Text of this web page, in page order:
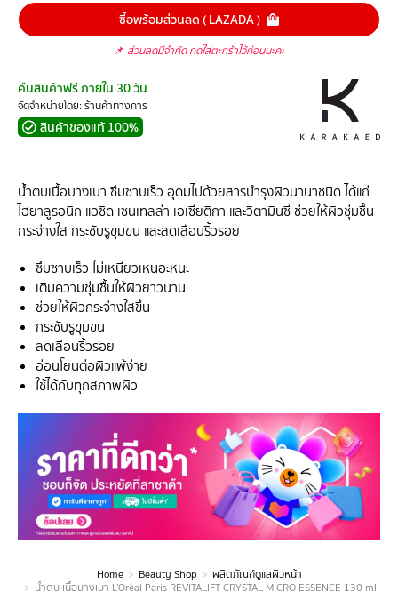
ซื้อพร้อมส่วนลด ( LAZADA )
📌 ส่วนลดมีจำกัด กดใส่ตะกร้าไว้ก่อนนะคะ
คืนสินค้าฟรี ภายใน 30 วัน
จัดจำหน่ายโดย: ร้านค้าทางการ
สินค้าของแท้ 100%
น้ำตบเนื้อบางเบา ซึมซาบเร็ว อุดมไปด้วยสารบำรุงผิวนานาชนิด ได้แก่
ไฮยาลูรอนิก แอซิด เซนเทลล่า เอเซียติกา และวิตามินซี ช่วยให้ผิวชุ่มชื้น
กระจ่างใส กระชับรูขุมขน และลดเลือนริ้วรอย
ซึมซาบเร็ว ไม่เหนียวเหนอะหนะ
เติมความชุ่มชื้นให้ผิวยาวนาน
ช่วยให้ผิวกระจ่างใสขึ้น
กระชับรูขุมขน
ลดเลือนริ้วรอย
อ่อนโยนต่อผิวแพ้ง่าย
ใช้ได้กับทุกสภาพผิว
You are here: Home Beauty Shop
ผลิตภัณฑ์ดูแลผิวหน้า
น้ำตบ เนื้อบางเบา L’Oréal Paris REVITALIFT CRYSTAL MICRO ESSENCE 130 ml.